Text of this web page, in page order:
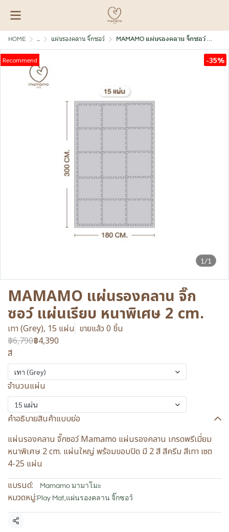
HOME ... แผ่นรองคลาน จิ๊กซอว์ MAMAMO แผ่นรองคลาน จิ๊กซอว์ แผ่นเรียบ หนาพิเศษ 2 cm.
1/1
Recommend -35%
MAMAMO แผ่นรองคลาน จิ๊ก
ซอว์ แผ่นเรียบ หนาพิเศษ 2 cm.
เทา (Grey), 15 แผ่น ขายแล้ว 0 ชิ้น
฿6,790฿4,390
สี
เทา (Grey)
จำนวนแผ่น
15 แผ่น
คำอธิบายสินค้าแบบย่อ
แผ่นรองคลาน จิ๊กซอว์ Mamamo แผ่นรองคลาน เกรดพรีเมี่ยม
หนาพิเศษ 2 cm. แผ่นใหญ่ พร้อมขอบปิด มี 2 สี สีครีม สีเทา เซต
4-25 แผ่น
แบรนด์:
Mamamo มามาโมะ
หมวดหมู่: Play Mat,แผ่นรองคลาน จิ๊กซอว์
แชร์